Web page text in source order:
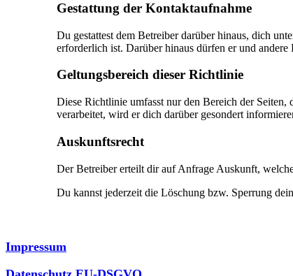
Gestattung der Kontaktaufnahme
Du gestattest dem Betreiber darüber hinaus, dich
erforderlich ist. Darüber hinaus dürfen er und
Geltungsbereich dieser Richtlinie
Diese Richtlinie umfasst nur den Bereich der Seiten,
verarbeitet, wird er dich darüber gesondert
Auskunftsrecht
Der Betreiber erteilt dir auf Anfrage Auskunft,
Du kannst jederzeit die Löschung bzw. Sperrung
Impressum